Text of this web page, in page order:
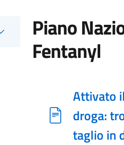
Piano
Fentanyl
Attivato
droga:
taglio in